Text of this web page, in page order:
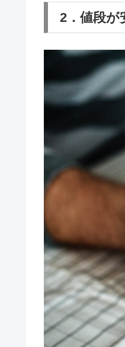
2．値段が